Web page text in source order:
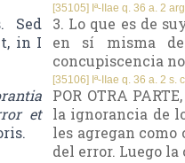
Sed
in I
[35105] Iª-IIae q. 36 a. 2
3. Lo que es de
en sí misma
concupiscencia
et
[35106] Iª-IIae q. 36 a. 2 s.
POR OTRA
la ignorancia de
les agregan como
del error. Luego la